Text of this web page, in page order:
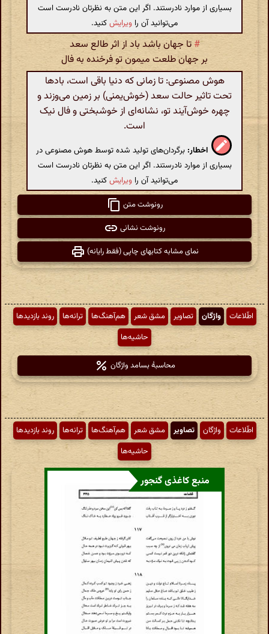
بسیاری از موارد نادرستند. اگر این متن به نظرتان نادرست است
می‌توانید آن را ویرایشکنید.
# تا جهان باشد باد از اثر طالع سعد
بر جهان طلعت میمون تو فرخنده به فال
هوش مصنوعی: تا زمانی که دنیا باقی است، بادها
تحت تاثیر حالت سعد (خوش‌یمنی) بر زمین می‌وزند و
چهره خوش‌آیند تو، نشانه‌ای از خوشبختی و فال نیک
است.
اخطار: برگردان‌های تولید شده توسط هوش مصنوعی در
بسیاری از موارد نادرستند. اگر این متن به نظرتان نادرست است
می‌توانید آن را ویرایشکنید.
رونوشت متن
رونوشت نشانی
نمای مشابه کتابهای چاپی (فقط رایانه)
اطّلاعات واژگان تصاویر مشق شعر هم‌آهنگ‌ها ترانه‌ها
روند بازدیدها
حاشیه‌ها
محاسبهٔ بسامد واژگان
اطّلاعات واژگان تصاویر مشق شعر هم‌آهنگ‌ها ترانه‌ها
روند بازدیدها
حاشیه‌ها
منبع کاغذی گنجور